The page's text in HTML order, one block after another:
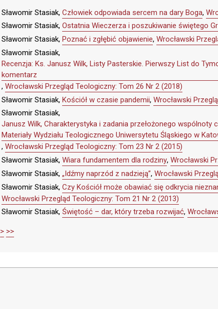
Sławomir Stasiak, Człowiek odpowiada sercem na dary Boga,
Sławomir Stasiak, Ostatnia Wieczerza i poszukiwanie świętego
Sławomir Stasiak, Poznać i zgłębić objawienie, Wrocławski
Sławomir Stasiak,
Recenzja: Ks. Janusz Wilk, Listy Pasterskie. Pierwszy List do
komentarz
, Wrocławski Przegląd Teologiczny: Tom 26 Nr 2 (2018)
Sławomir Stasiak, Kościół w czasie pandemii, Wrocławski
Sławomir Stasiak,
Janusz Wilk, Charakterystyka i zadania przełożonego
Materiały Wydziału Teologicznego Uniwersytetu Śląskiego w
, Wrocławski Przegląd Teologiczny: Tom 23 Nr 2 (2015)
Sławomir Stasiak, Wiara fundamentem dla rodziny, Wrocławski
Sławomir Stasiak, „Idźmy naprzód z nadzieją”, Wrocławski
Sławomir Stasiak, Czy Kościół może obawiać się odkrycia
Wrocławski Przegląd Teologiczny: Tom 21 Nr 2 (2013)
Sławomir Stasiak, Świętość – dar, który trzeba rozwijać,
> >>